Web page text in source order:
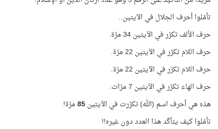
تأمّلوا أحرف الجلال في الآيتين..
حرف الألف تكرّر في الآيتين 34 مرّة.
حرف اللام تكرّر في الآيتين 22 مرّة.
حرف اللام تكرّر في الآيتين 22 مرّة.
حرف الهاء تكرّر في الآيتين 7 مرّات.
هذه هي أحرف اسم (الله) تكرّرت في الآيتين85مرّة!
تأمّلوا كيف يتأكّد هذا العدد دون غيره!!